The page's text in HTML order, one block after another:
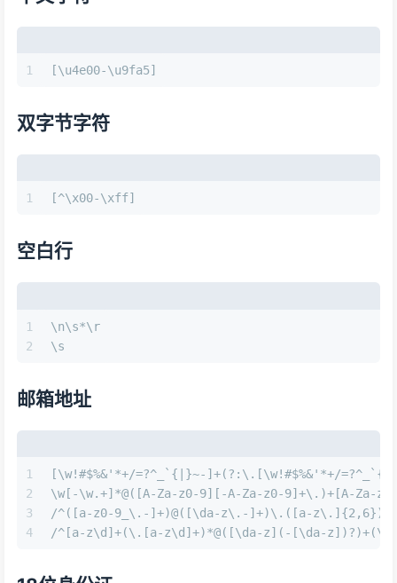
1 [\u4e00-\u9fa5]
双字节字符
1 [^\x00-\xff]
空白行
1
2
\n\s*\r
\s
邮箱地址
1
2
3
4
[\w!#$%&'*+/=?^_`{|}~-]+(?:\.[\w!#$%&'*+/
\w[-\w.+]*@([A-Za-z0-9][-A-Za-z0-9]+\.)+[A-Za-
/^([a-z0-9_\.-]+)@([\da-z\.-]+)\.([a-z\.]{2,6})$/
/^[a-z\d]+(\.[a-z\d]+)*@([\da-z](-[\da-